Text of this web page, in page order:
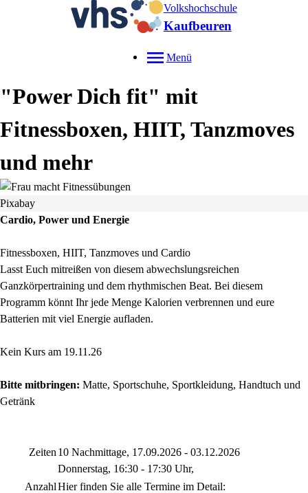
Volkshochschule
Kaufbeuren
Menü
"Power Dich fit" mit
Fitnessboxen, HIIT, Tanzmoves
und mehr
Pixabay
Cardio, Power und Energie
Fitnessboxen, HIIT, Tanzmoves und Cardio
Lasst Euch mitreißen von diesem abwechslungsreichen
Ganzkörpertraining und dem rhythmischen Beat. Bei diesem
Programm könnt Ihr jede Menge Kalorien verbrennen und eure
Batterien mit viel Energie aufladen.
Kein Kurs am 19.11.26
Bitte mitbringen: Matte, Sportschuhe, Sportkleidung, Handtuch und
Getränk
Zeiten 10 Nachmittage, 17.09.2026 - 03.12.2026
Donnerstag, 16:30 - 17:30 Uhr,
AnzahlHier finden Sie alle Termine im Detail: